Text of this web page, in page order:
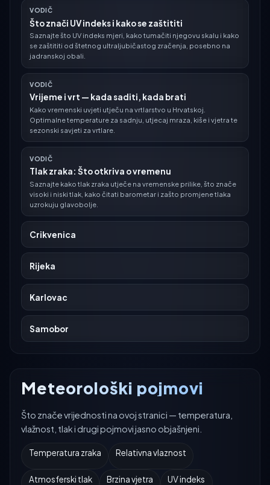
VODIČ
Što znači UV indeks i kako se zaštititi
Saznajte što UV indeks mjeri, kako tumačiti njegovu skalu i kako
se zaštititi od štetnog ultraljubičastog zračenja, posebno na
jadranskoj obali.
VODIČ
Vrijeme i vrt — kada saditi, kada brati
Kako vremenski uvjeti utječu na vrtlarstvo u Hrvatskoj.
Optimalne temperature za sadnju, utjecaj mraza, kiše i vjetra te
sezonski savjeti za vrtlare.
VODIČ
Tlak zraka: Što otkriva o vremenu
Saznajte kako tlak zraka utječe na vremenske prilike, što znače
visoki i niski tlak, kako čitati barometar i zašto promjene tlaka
uzrokuju glavobolje.
Crikvenica
Rijeka
Karlovac
Samobor
Meteorološki pojmovi
Što znače vrijednosti na ovoj stranici — temperatura,
vlažnost, tlak i drugi pojmovi jasno objašnjeni.
Temperatura zraka Relativna vlaznost
Atmosferski tlak Brzina vjetra UV indeks